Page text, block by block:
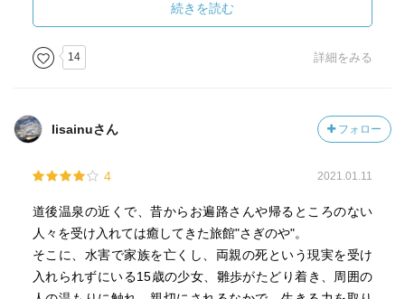
続きを読む
14 詳細をみる
lisainuさん フォロー
4 2021.01.11
道後温泉の近くで、昔からお遍路さんや帰るところのない
人々を受け入れては癒してきた旅館"さぎのや"。
そこに、水害で家族を亡くし、両親の死という現実を受け
入れられずにいる15歳の少女、雛歩がたどり着き、周囲の